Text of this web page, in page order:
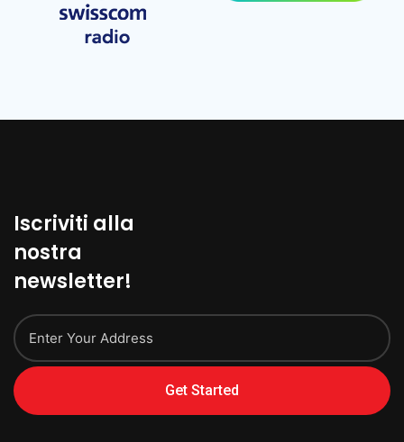
Iscriviti alla
nostra
newsletter!
Get Started